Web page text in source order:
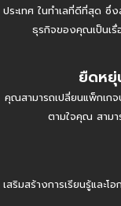
ประเทศ ในทำเลที่ดีที่สุด ซึ่
ธุรกิจของคุณเป็นเรื่
ยืดหยุ่
คุณสามารถเปลี่ยนแพ็กเก
ตามใจคุณ สาม
เสริมสร้างการเรียนรู้และ